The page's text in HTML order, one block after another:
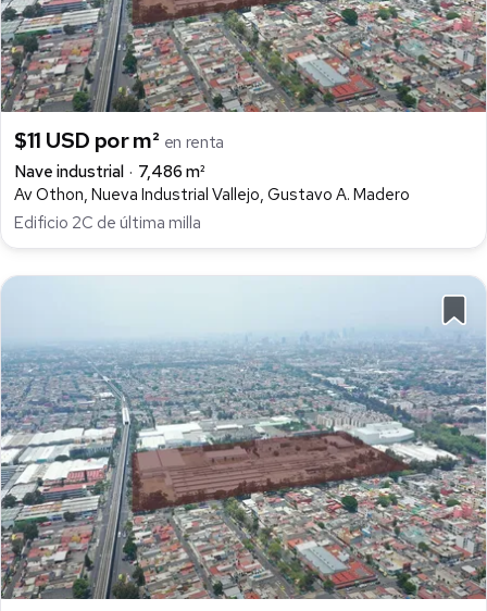
$11 USD por m² en renta
Nave industrial
7,486 m²
Av Othon, Nueva Industrial Vallejo, Gustavo A. Madero
Edificio 2C de última milla